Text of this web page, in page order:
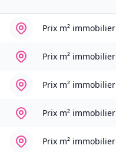
Prix m² immobilier
Prix m² immobilier
Prix m² immobilier
Prix m² immobilier
Prix m² immobilier